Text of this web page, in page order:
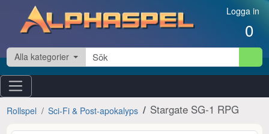
Hoppa till innehåll Logga in
0
Alla kategorier
Rollspel Sci-Fi & Post-apokalyps Stargate SG-1 RPG